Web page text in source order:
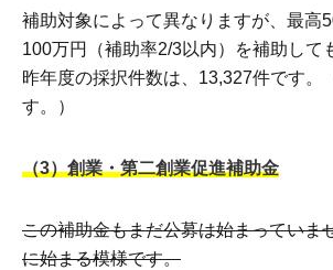
補助対象によって異なりますが、最高
100万円（補助率2/3以内）を補助して
昨年度の採択件数は、13,327件です。
す。）
（3）創業・第二創業促進補助金
この補助金もまだ公募は始まっていま
に始まる模様です。